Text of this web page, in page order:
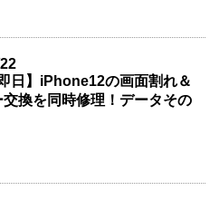
日】iPhone12の画面割れ＆
換を同時修理！データその